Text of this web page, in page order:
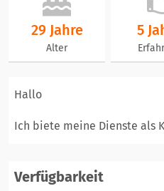
29 Jahre
Alter
5
Hallo
Ich biete meine Dienste als
Verfügbarkeit